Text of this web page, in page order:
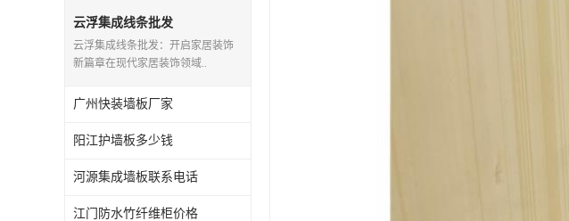
云浮集成线条批发
云浮集成线条批发：开启家居装饰
新篇章在现代家居装饰领域..
广州快装墙板厂家
阳江护墙板多少钱
河源集成墙板联系电话
江门防水竹纤维柜价格